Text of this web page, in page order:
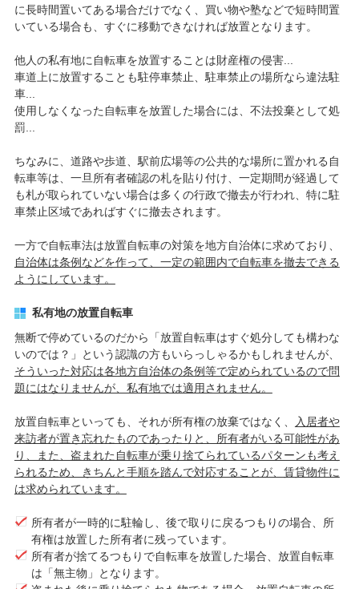
に長時間置いてある場合だけでなく、買い物や塾などで短時間置
いている場合も、すぐに移動できなければ放置となります。
他人の私有地に自転車を放置することは財産権の侵害...
車道上に放置することも駐停車禁止、駐車禁止の場所なら違法駐
車...
使用しなくなった自転車を放置した場合には、不法投棄として処
罰...
ちなみに、道路や歩道、駅前広場等の公共的な場所に置かれる自
転車等は、一旦所有者確認の札を貼り付け、一定期間が経過して
も札が取られていない場合は多くの行政で撤去が行われ、特に駐
車禁止区域であればすぐに撤去されます。
一方で自転車法は放置自転車の対策を地方自治体に求めており、
自治体は条例などを作って、一定の範囲内で自転車を撤去できる
ようにしています。
私有地の放置自転車
無断で停めているのだから「放置自転車はすぐ処分しても構わな
いのでは？」という認識の方もいらっしゃるかもしれませんが、
そういった対応は各地方自治体の条例等で定められているので問
題にはなりませんが、私有地では適用されません。
放置自転車といっても、それが所有権の放棄ではなく、
入居者や
来訪者が置き忘れたものであったりと、所有者がいる可能性があ
り、また、盗まれた自転車が乗り捨てられているパターンも考え
られるため、きちんと手順を踏んで対応することが、賃貸物件に
は求められています。
所有者が一時的に駐輪し、後で取りに戻るつもりの場合、所
有権は放置した所有者に残っています。
所有者が捨てるつもりで自転車を放置した場合、放置自転車
は「無主物」となります。